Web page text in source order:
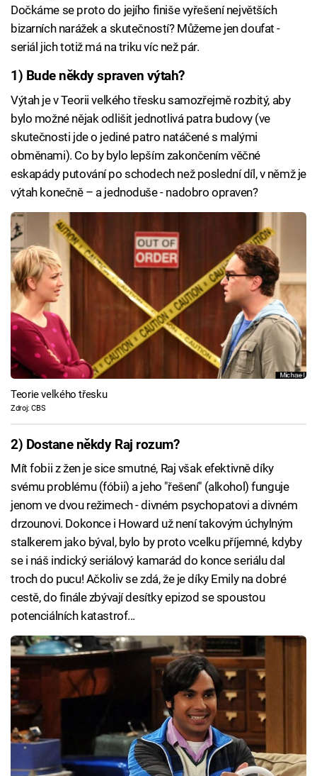
Dočkáme se proto do jejího finiše vyřešení největších
bizarních narážek a skutečností? Můžeme jen doufat -
seriál jich totiž má na triku víc než pár.
1) Bude někdy spraven výtah?
Výtah je v Teorii velkého třesku samozřejmě rozbitý, aby
bylo možné nějak odlišit jednotlivá patra budovy (ve
skutečnosti jde o jediné patro natáčené s malými
obměnami). Co by bylo lepším zakončením věčné
eskapády putování po schodech než poslední díl, v němž je
výtah konečně – a jednoduše - nadobro opraven?
Teorie velkého třesku
Zdroj: CBS
2) Dostane někdy Raj rozum?
Mít fobii z žen je sice smutné, Raj však efektivně díky
svému problému (fóbii) a jeho "řešení" (alkohol) funguje
jenom ve dvou režimech - divném psychopatovi a divném
drzounovi. Dokonce i Howard už není takovým úchylným
stalkerem jako býval, bylo by proto vcelku příjemné, kdyby
se i náš indický seriálový kamarád do konce seriálu dal
troch do pucu! Ačkoliv se zdá, že je díky Emily na dobré
cestě, do finále zbývají desítky epizod se spoustou
potenciálních katastrof...